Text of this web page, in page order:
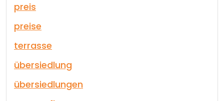
preis
preise
terrasse
übersiedlung
übersiedlungen